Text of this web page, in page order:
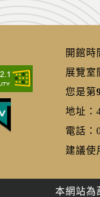
開館時
展覽室
您是第
地址：
電話：
建議使
本網站為